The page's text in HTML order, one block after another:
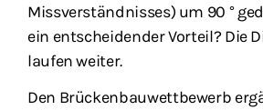
Missverständnisses) um 90 °
ein entscheidender Vorteil? Die
laufen weiter.
Den Brückenbauwettbewerb